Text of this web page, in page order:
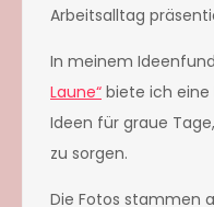
Arbeitsalltag
In meinem
Laune“ biete ich eine
Ideen für graue
zu sorgen.
Die Fotos stammen